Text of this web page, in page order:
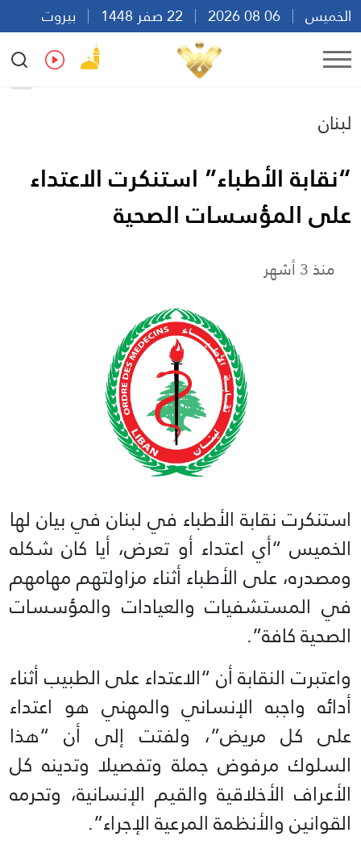
الخميس
بيروت
22:20
Ar
لبنان
“نقابة الأطباء” استنكرت الاعتداء
على المؤسسات الصحية
منذ 3 أشهر
استنكرت نقابة الأطباء في لبنان في بيان لها
الخميس “أي اعتداء أو تعرض، أيا كان شكله
ومصدره، على الأطباء أثناء مزاولتهم مهامهم
في المستشفيات والعيادات والمؤسسات
الصحية كافة”.
واعتبرت النقابة أن “الاعتداء على الطبيب أثناء
أدائه واجبه الإنساني والمهني هو اعتداء
على كل مريض”، ولفتت إلى أن “هذا
السلوك مرفوض جملة وتفصيلا وتدينه كل
الأعراف الأخلاقية والقيم الإنسانية، وتحرمه
القوانين والأنظمة المرعية الإجراء”.